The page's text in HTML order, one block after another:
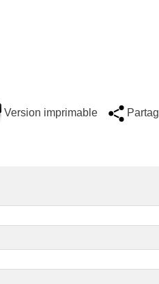
Version imprimable